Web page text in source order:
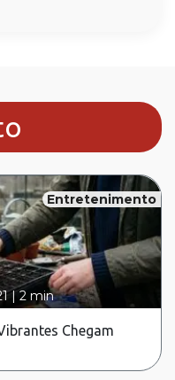
Entretenimento
|2 min
Chegam